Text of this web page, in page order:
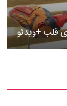
+ویدئو